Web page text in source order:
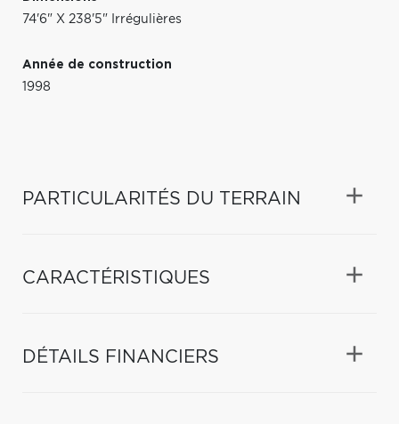
74'6" X 238'5" Irrégulières
Année de construction
1998
PARTICULARITÉS DU TERRAIN
CARACTÉRISTIQUES
DÉTAILS FINANCIERS